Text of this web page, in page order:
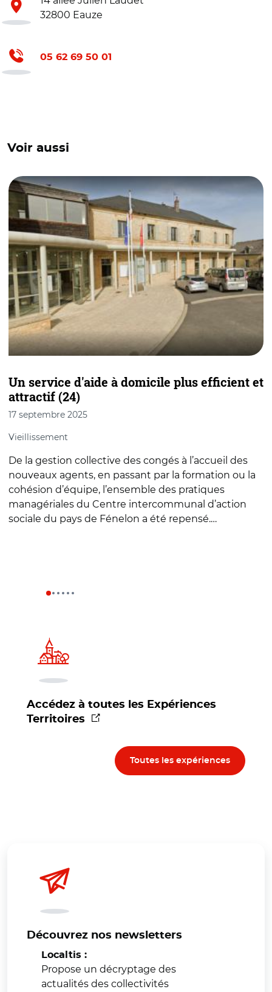
32800 Eauze
05 62 69 50 01
Voir aussi
Un service d'aide à domicile plus efficient et
attractif (24)
17 septembre 2025
Vieillissement
De la gestion collective des congés à l’accueil des
nouveaux agents, en passant par la formation ou la
cohésion d’équipe, l’ensemble des pratiques
managériales du Centre intercommunal d’action
sociale du pays de Fénelon a été repensé.…
Accédez à toutes les Expériences
Territoires
(nouvelle fenêtre)
Toutes les expériences
Découvrez nos newsletters
Localtis :
Propose un décryptage des
actualités des collectivités